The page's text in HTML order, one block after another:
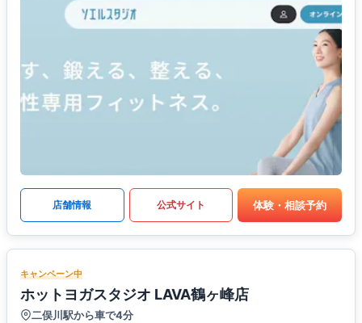
店舗情報 公式サイト 体験・相談予約
キャンペーン中
ホットヨガスタジオ LAVA鶴ヶ峰店
二俣川駅から車で4分